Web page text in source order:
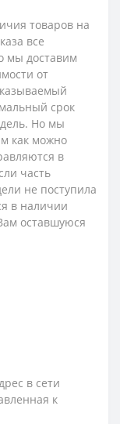
товаров на
все
мы доставим
от
срок
Но мы
как можно
в
часть
не поступила
в наличии
оставшуюся
в сети
к